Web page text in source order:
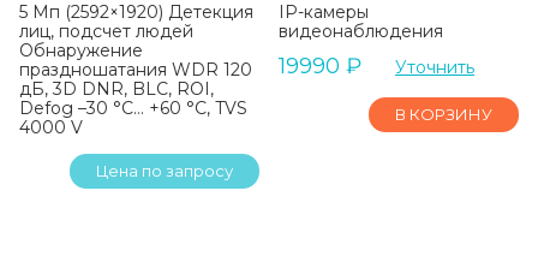
5 Мп (2592×1920) Детекция
лиц, подсчет людей
Обнаружение
праздношатания WDR 120
дБ, 3D DNR, BLC, ROI,
Defog –30 °C… +60 °C, TVS
4000 V
Цена по запросу
IP-камеры
видеонаблюдения
19990 ₽ Уточнить
В КОРЗИНУ